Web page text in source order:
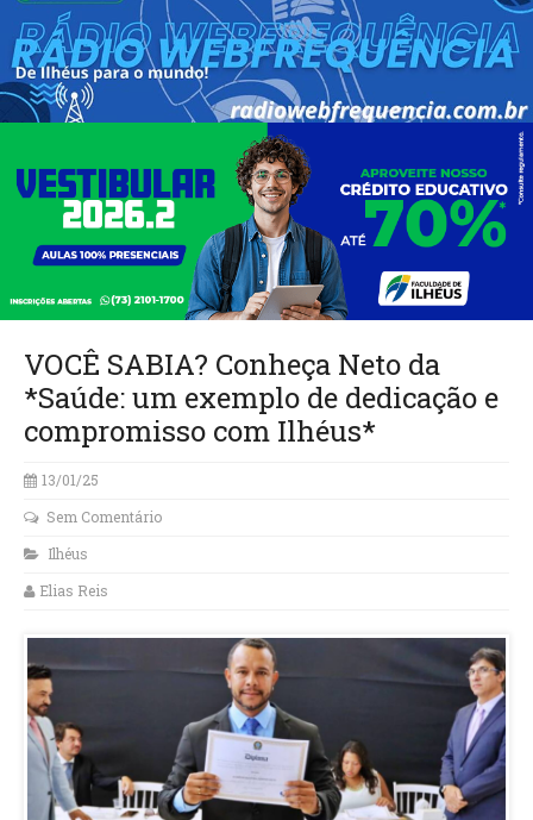
VOCÊ SABIA? Conheça Neto da
*Saúde: um exemplo de dedicação e
compromisso com Ilhéus*
13/01/25
Sem Comentário
Ilhéus
Elias Reis